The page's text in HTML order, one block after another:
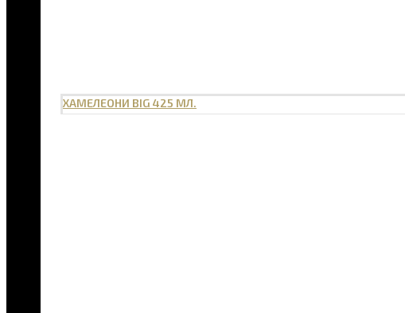
ХАМЕЛЕОНИ BIG 425 МЛ.